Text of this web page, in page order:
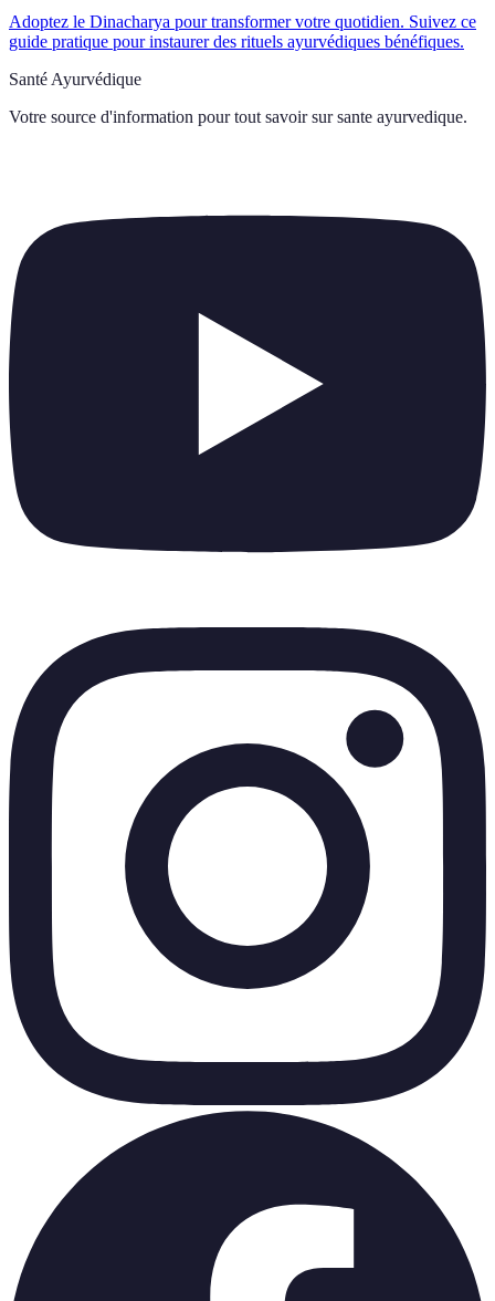
Adoptez le Dinacharya pour transformer votre quotidien. Suivez ce
guide pratique pour instaurer des rituels ayurvédiques bénéfiques.
Santé Ayurvédique
Votre source d'information pour tout savoir sur sante ayurvedique.